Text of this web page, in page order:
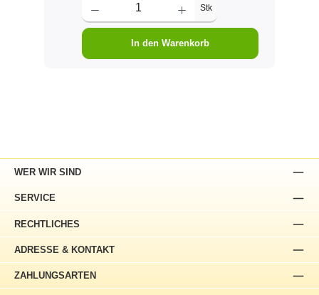
Stk
In den Warenkorb
ADRESSE & KONTAKT
WER WIR SIND
SERVICE
RECHTLICHES
ZAHLUNGSARTEN